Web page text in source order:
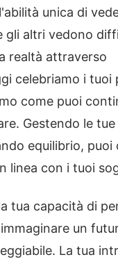
unica di
gli altri vedono
realtà attraverso
celebriamo i tuoi
come puoi
Gestendo le
equilibrio, puoi
linea con i tuoi
tua capacità di
un
La tua